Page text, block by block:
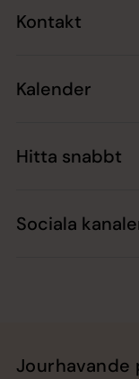
Kontakt
Kalender
Hitta snabbt
Sociala
Jourhavande